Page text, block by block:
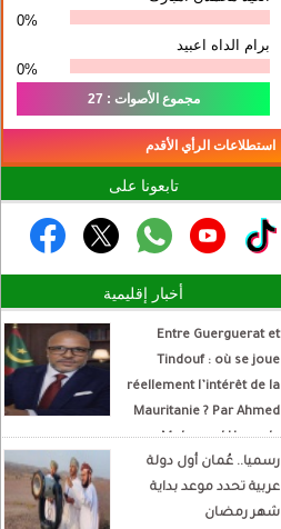
0%
برام الداه اعبيد
0%
مجموع الأصوات : 27
استطلاعات الرأي الأقدم
تابعونا على
أخبار إقليمية
Entre Guerguerat et
Tindouf : où se joue
réellement l’intérêt de la
Mauritanie ? Par Ahmed
Mohamed Hamada
Écrivain et analyste
politique
رسميا.. عُمان أول دولة
عربية تحدد موعد بداية
شهر رمضان